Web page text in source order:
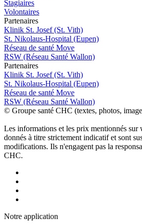
Stagiaires
Volontaires
Partenaires
Klinik St. Josef (St. Vith)
St. Nikolaus-Hospital (Eupen)
Réseau de santé Move
RSW (Réseau Santé Wallon)
Partenaires
Klinik St. Josef (St. Vith)
St. Nikolaus-Hospital (Eupen)
Réseau de santé Move
RSW (Réseau Santé Wallon)
© Groupe santé CHC (textes, photos,
Les informations et les prix mentionnés sur
donnés à titre strictement indicatif et sont
modifications. Ils n'engagent pas la
CHC.
Notre application